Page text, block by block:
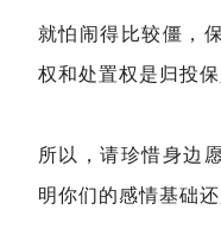
就怕闹得比较僵，
权和处置权是归投保
所以，请珍惜身边
明你们的感情基础